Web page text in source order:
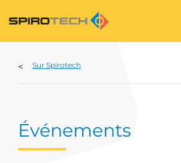
Sur Spirotech
Événements